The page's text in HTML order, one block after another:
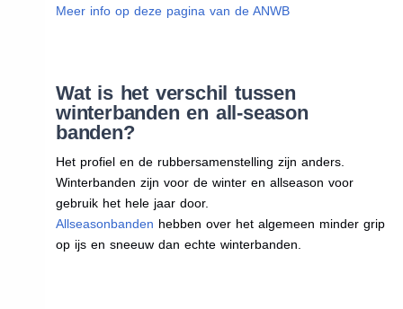
Meer info op deze pagina van de ANWB
Wat is het verschil tussen
winterbanden en all-season
banden?
Het profiel en de rubbersamenstelling zijn anders.
Winterbanden zijn voor de winter en allseason voor
gebruik het hele jaar door.
Allseasonbanden hebben over het algemeen minder grip
op ijs en sneeuw dan echte winterbanden.